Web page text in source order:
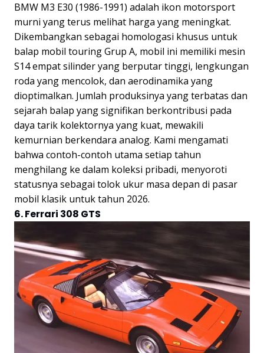
BMW M3 E30 (1986-1991) adalah ikon motorsport
murni yang terus melihat harga yang meningkat.
Dikembangkan sebagai homologasi khusus untuk
balap mobil touring Grup A, mobil ini memiliki mesin
S14 empat silinder yang berputar tinggi, lengkungan
roda yang mencolok, dan aerodinamika yang
dioptimalkan. Jumlah produksinya yang terbatas dan
sejarah balap yang signifikan berkontribusi pada
daya tarik kolektornya yang kuat, mewakili
kemurnian berkendara analog. Kami mengamati
bahwa contoh-contoh utama setiap tahun
menghilang ke dalam koleksi pribadi, menyoroti
statusnya sebagai tolok ukur masa depan di pasar
mobil klasik untuk tahun 2026.
6. Ferrari 308 GTS